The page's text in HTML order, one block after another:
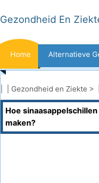
Gezondheid En
Home Alternatieve
Beten En Steken
Aandoeningen En
Gezondheid en Ziekte > |
Hoe
maken?